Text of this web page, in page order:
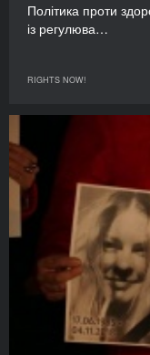
Політика проти
із регулюва…
RIGHTS NOW!